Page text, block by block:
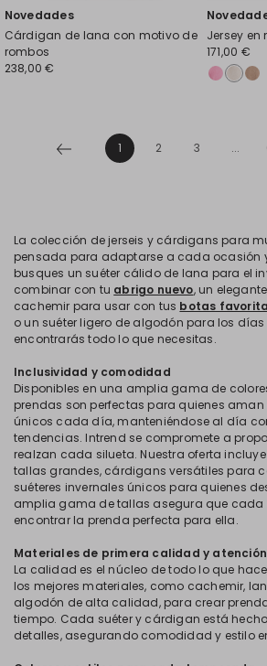
Novedades
Cárdigan de lana con motivo de
rombos
238,00 €
Jersey
171,00 €
1 2 3 ...
La colección de jerseis y cárdigans para
pensada para adaptarse a cada ocasión
busques un suéter cálido de lana para el
combinar con tu abrigo nuevo, un
cachemir para usar con tus botas
o un suéter ligero de algodón para los
encontrarás todo lo que necesitas.
Inclusividad y comodidad
Disponibles en una amplia gama de
prendas son perfectas para quienes
únicos cada día, manteniéndose al día
tendencias. Intrend se compromete a
realzan cada silueta. Nuestra oferta
tallas grandes, cárdigans versátiles para
suéteres invernales únicos para quienes
amplia gama de tallas asegura que cada
encontrar la prenda perfecta para ella.
Materiales de primera calidad y
La calidad es el núcleo de todo lo que
los mejores materiales, como cachemir,
algodón de alta calidad, para crear
tiempo. Cada suéter y cárdigan está
detalles, asegurando comodidad y estilo